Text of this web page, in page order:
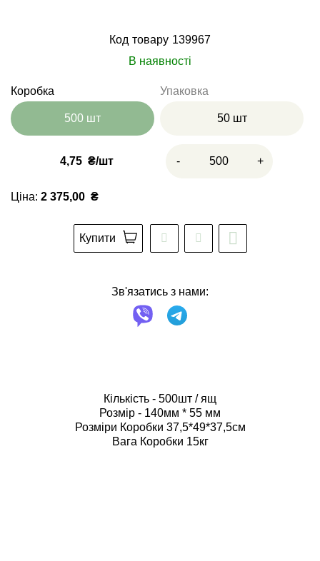
Код товару 139967
В наявності
Коробка
500 шт
Упаковка
50 шт
4,75 ₴ - +
Ціна: 2 375,00 ₴
Купити
Зв'язатись з нами:
Кількість - 500шт / ящ
Розмір - 140мм * 55 мм
Розміри Коробки 37,5*49*37,5см
Вага Коробки 15кг